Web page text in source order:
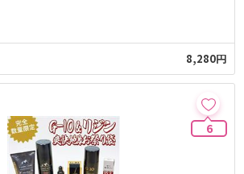
8,280円
6